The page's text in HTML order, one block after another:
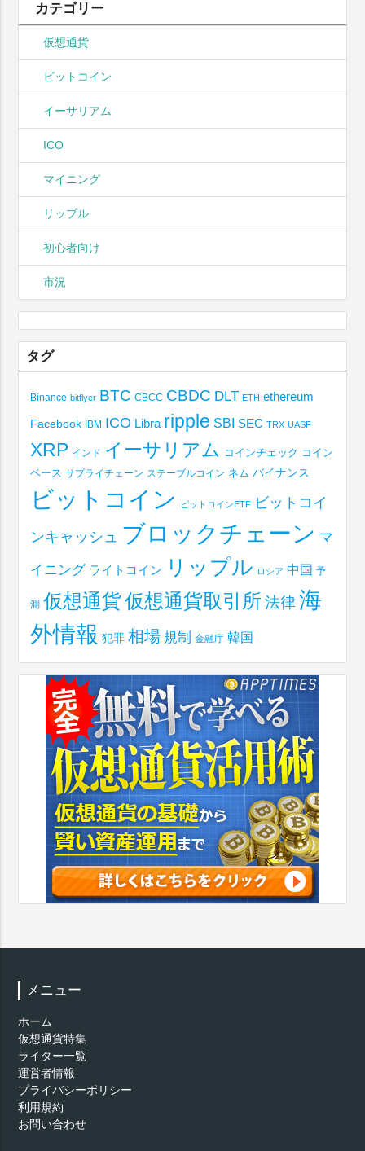
カテゴリー
仮想通貨
ビットコイン
イーサリアム
ICO
マイニング
リップル
初心者向け
市況
タグ
Binance bitflyer BTC CBCC CBDC DLT ETH ethereum
Facebook IBM ICO Libra ripple SBI SEC TRX UASF
XRP インド イーサリアム コインチェック コイン
ベース サプライチェーン ステーブルコイン ネム バイナンス
ビットコイン ビットコインETF ビットコイ
ンキャッシュ ブロックチェーン マ
イニング ライトコイン リップル ロシア 中国 予
測 仮想通貨仮想通貨取引所 法律 海
外情報 犯罪 相場 規制 金融庁 韓国
メニュー
ホーム
仮想通貨特集
ライター一覧
運営者情報
プライバシーポリシー
利用規約
お問い合わせ